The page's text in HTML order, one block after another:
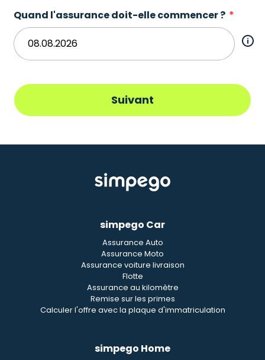
Quand l'assurance doit-elle commencer ?
Suivant
simpego Car
Assurance Auto
Assurance Moto
Assurance voiture livraison
Flotte
Assurance au kilomètre
Remise sur les primes
Calculer l'offre avec la plaque d'immatriculation
simpego Home